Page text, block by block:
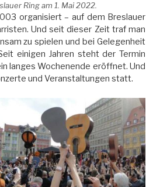
Ring am 1. Mai 2022.
organisiert – auf dem Breslauer
Und seit dieser Zeit traf man
zu spielen und bei Gelegenheit
einigen Jahren steht der Termin
langes Wochenende eröffnet. Und
und Veranstaltungen statt.